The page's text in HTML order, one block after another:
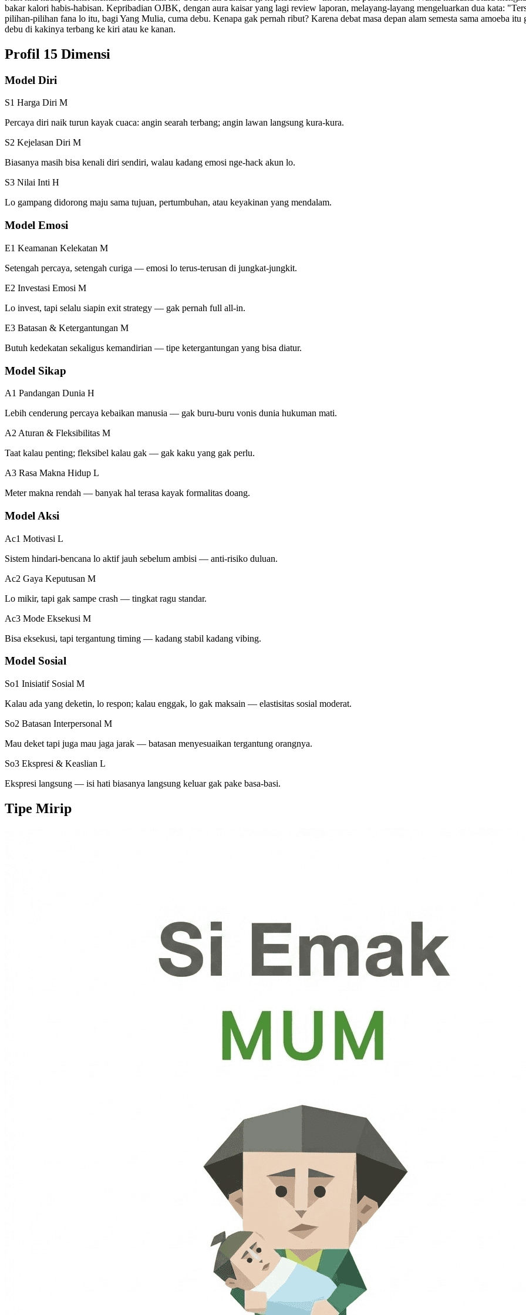
bakar kalori habis-habisan. Kepribadian OJBK, dengan aura kaisar yang lagi review laporan, melayang-layang mengeluarkan dua kata:
pilihan-pilihan fana lo itu, bagi Yang Mulia, cuma debu. Kenapa gak pernah ribut? Karena debat masa depan alam semesta sama amoeba
debu di kakinya terbang ke kiri atau ke kanan.
Profil 15 Dimensi
Model Diri
S1 Harga Diri M
Percaya diri naik turun kayak cuaca: angin searah terbang; angin lawan langsung kura-kura.
S2 Kejelasan Diri M
Biasanya masih bisa kenali diri sendiri, walau kadang emosi nge-hack akun lo.
S3 Nilai Inti H
Lo gampang didorong maju sama tujuan, pertumbuhan, atau keyakinan yang mendalam.
Model Emosi
E1 Keamanan Kelekatan M
Setengah percaya, setengah curiga — emosi lo terus-terusan di jungkat-jungkit.
E2 Investasi Emosi M
Lo invest, tapi selalu siapin exit strategy — gak pernah full all-in.
E3 Batasan & Ketergantungan M
Butuh kedekatan sekaligus kemandirian — tipe ketergantungan yang bisa diatur.
Model Sikap
A1 Pandangan Dunia H
Lebih cenderung percaya kebaikan manusia — gak buru-buru vonis dunia hukuman mati.
A2 Aturan & Fleksibilitas M
Taat kalau penting; fleksibel kalau gak — gak kaku yang gak perlu.
A3 Rasa Makna Hidup L
Meter makna rendah — banyak hal terasa kayak formalitas doang.
Model Aksi
Ac1 Motivasi L
Sistem hindari-bencana lo aktif jauh sebelum ambisi — anti-risiko duluan.
Ac2 Gaya Keputusan M
Lo mikir, tapi gak sampe crash — tingkat ragu standar.
Ac3 Mode Eksekusi M
Bisa eksekusi, tapi tergantung timing — kadang stabil kadang vibing.
Model Sosial
So1 Inisiatif Sosial M
Kalau ada yang deketin, lo respon; kalau enggak, lo gak maksain — elastisitas sosial moderat.
So2 Batasan Interpersonal M
Mau deket tapi juga mau jaga jarak — batasan menyesuaikan tergantung orangnya.
So3 Ekspresi & Keaslian L
Ekspresi langsung — isi hati biasanya langsung keluar gak pake basa-basi.
Tipe Mirip